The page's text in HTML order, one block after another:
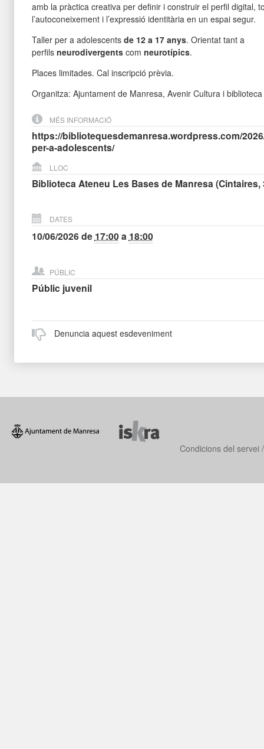
amb la pràctica creativa per definir i construir el perfil digital,
l’autoconeixement i l’expressió identitària en un espai segur.
Taller per a adolescents de 12 a 17 anys. Orientat tant a
perfils neurodivergentscom neurotípics.
Places limitades. Cal inscripció prèvia.
Organitza: Ajuntament de Manresa, Avenir Cultura i
MÉS INFORMACIÓ
https://bibliotequesdemanresa.wordpress.com/
per-a-adolescents/
LLOC
Biblioteca Ateneu Les Bases de Manresa (Cintaires,
DATES
10/06/2026de 17:00a 18:00
PÚBLIC
Públic juvenil
Denuncia aquest esdeveniment
Condicions del servei